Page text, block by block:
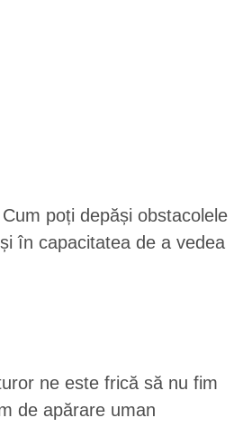
poți depăși obstacolele
în capacitatea de a vedea
ne este frică să nu fim
de apărare uman